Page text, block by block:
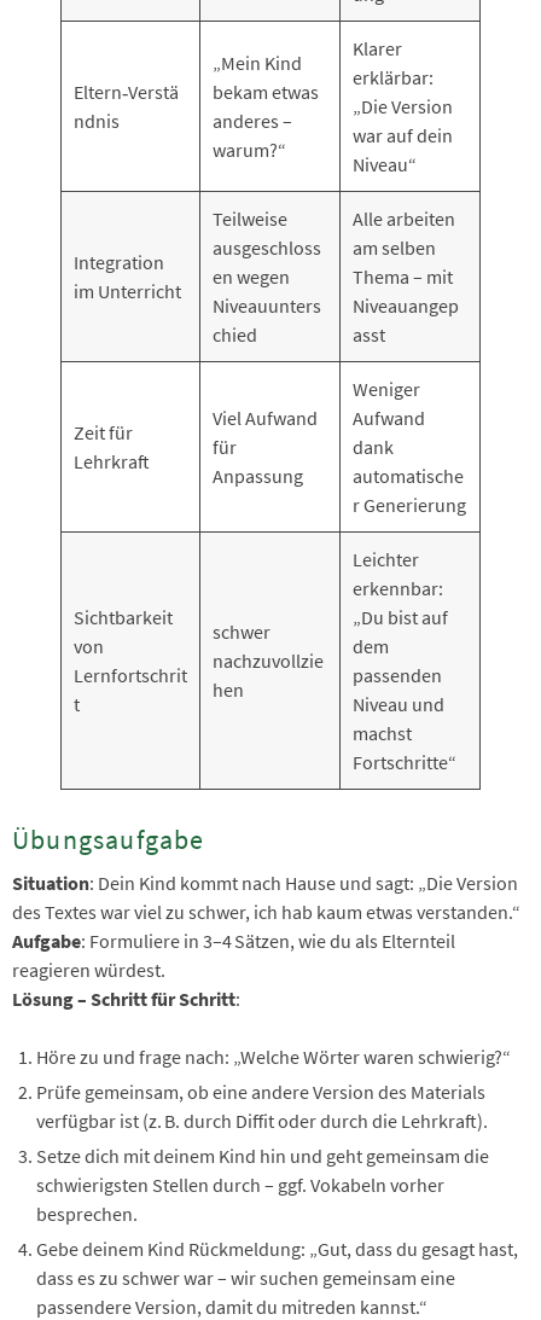
Eltern‑Verstä
ndnis
„Mein Kind
bekam etwas
anderes –
warum?“
Klarer
erklärbar:
„Die Version
war auf dein
Niveau“
Integration
im Unterricht
Teilweise
ausgeschloss
en wegen
Niveauunters
chied
Alle arbeiten
am selben
Thema – mit
Niveauangep
asst
Zeit für
Lehrkraft
Viel Aufwand
für
Anpassung
Weniger
Aufwand
dank
automatische
r Generierung
Sichtbarkeit
von
Lernfortschrit
t
schwer
nachzuvollzie
hen
Leichter
erkennbar:
„Du bist auf
dem
passenden
Niveau und
machst
Fortschritte“
Übungsaufgabe
Situation: Dein Kind kommt nach Hause und sagt: „Die Version
des Textes war viel zu schwer, ich hab kaum etwas verstanden.“
Aufgabe: Formuliere in 3–4 Sätzen, wie du als Elternteil
reagieren würdest.
Lösung – Schritt für Schritt:
Höre zu und frage nach: „Welche Wörter waren schwierig?“
Prüfe gemeinsam, ob eine andere Version des Materials
verfügbar ist (z. B. durch Diffit oder durch die Lehrkraft).
Setze dich mit deinem Kind hin und geht gemeinsam die
schwierigsten Stellen durch – ggf. Vokabeln vorher
besprechen.
Gebe deinem Kind Rückmeldung: „Gut, dass du gesagt hast,
dass es zu schwer war – wir suchen gemeinsam eine
passendere Version, damit du mitreden kannst.“